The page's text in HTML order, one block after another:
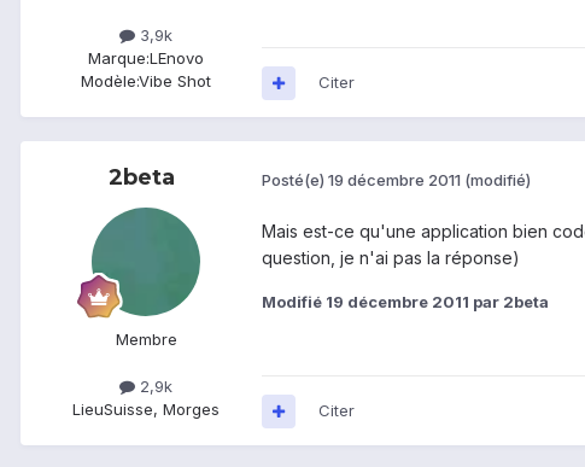
3,9k
Marque:LEnovo
Modèle:Vibe Shot Citer
2beta
Membre
2,9k
LieuSuisse, Morges
Posté(e) 19 décembre 2011 (modifié)
Mais est-ce qu'une application bien
question, je n'ai pas la réponse)
Modifié 19 décembre 2011 par 2beta
Citer